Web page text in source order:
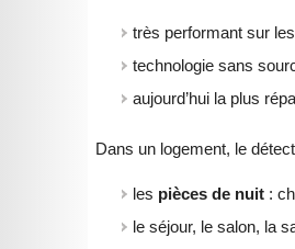
très performant sur
technologie sans
aujourd’hui la plus
Dans un logement, le
les pièces de nuit :
le séjour, le salon, la